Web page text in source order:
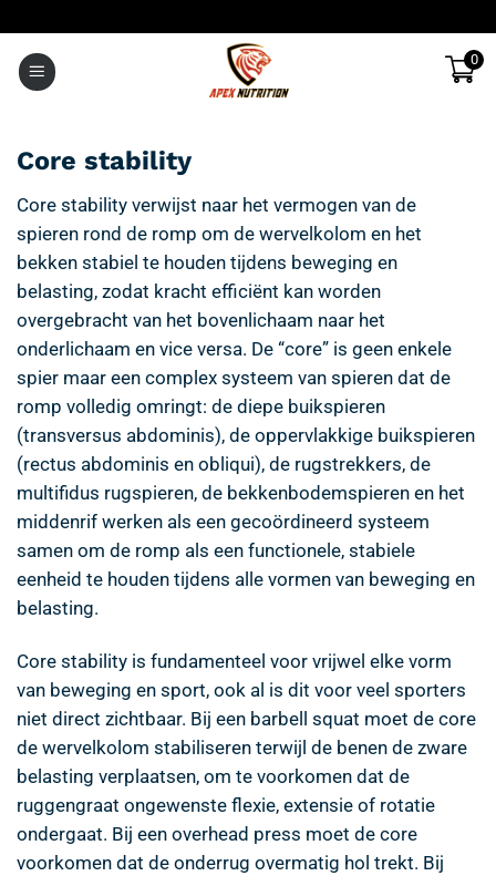
inhoud
0
Core stability
Core stability verwijst naar het vermogen van de
spieren rond de romp om de wervelkolom en het
bekken stabiel te houden tijdens beweging en
belasting, zodat kracht efficiënt kan worden
overgebracht van het bovenlichaam naar het
onderlichaam en vice versa. De “core” is geen enkele
spier maar een complex systeem van spieren dat de
romp volledig omringt: de diepe buikspieren
(transversus abdominis), de oppervlakkige buikspieren
(rectus abdominis en obliqui), de rugstrekkers, de
multifidus rugspieren, de bekkenbodemspieren en het
middenrif werken als een gecoördineerd systeem
samen om de romp als een functionele, stabiele
eenheid te houden tijdens alle vormen van beweging en
belasting.
Core stability is fundamenteel voor vrijwel elke vorm
van beweging en sport, ook al is dit voor veel sporters
niet direct zichtbaar. Bij een barbell squat moet de core
de wervelkolom stabiliseren terwijl de benen de zware
belasting verplaatsen, om te voorkomen dat de
ruggengraat ongewenste flexie, extensie of rotatie
ondergaat. Bij een overhead press moet de core
voorkomen dat de onderrug overmatig hol trekt. Bij